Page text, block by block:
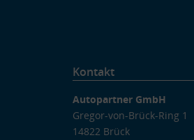
Kontakt
Autopartner GmbH
Gregor-von-Brück-Ring 1
14822 Brück